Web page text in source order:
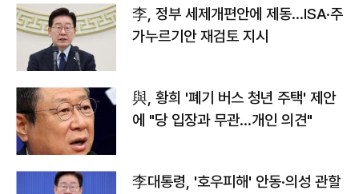
李, 정부 세제개편안에 제동…ISA·주
가누르기안 재검토 지시
與, 황희 '폐기 버스 청년 주택' 제안
에 "당 입장과 무관…개인 의견"
李대통령, '호우피해' 안동·의성 관할